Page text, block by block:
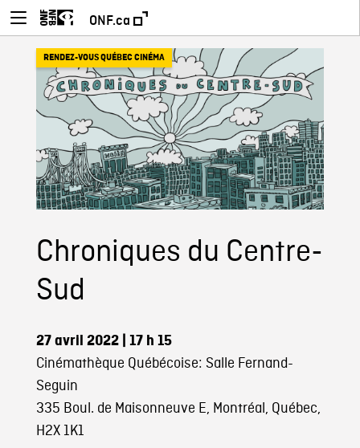
ONF.ca
RENDEZ-VOUS QUÉBEC CINÉMA
Chroniques du Centre-
Sud
27 avril 2022| 17 h 15
Cinémathèque Québécoise: Salle Fernand-
Seguin
335 Boul. de Maisonneuve E, Montréal, Québec,
H2X 1K1